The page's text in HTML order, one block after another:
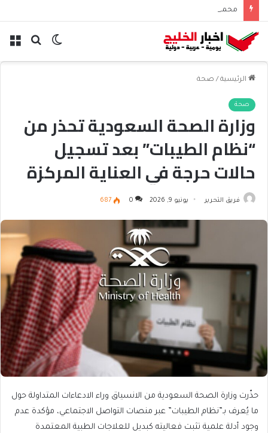
بحث الوضع
الرئيسية / صحة
صحة
وزارة الصحة السعودية تحذر من
“نظام الطيبات” بعد تسجيل
حالات حرجة في العناية المركزة
فريق التحرير يونيو 9, 2026 0
687
حذّرت وزارة الصحة السعودية من الانسياق وراء الادعاءات المتداولة حول
ما يُعرف بـ”نظام الطيبات” عبر منصات التواصل الاجتماعي، مؤكدة عدم
وجود أدلة علمية تثبت فعاليته كبديل للعلاجات الطبية المعتمدة